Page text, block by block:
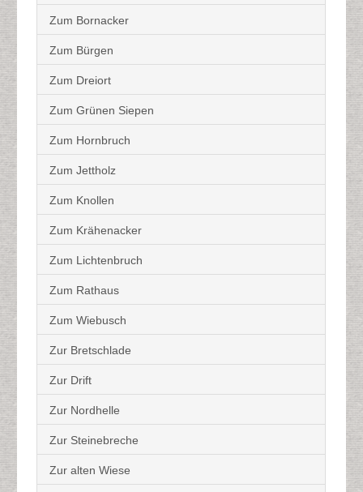
Zum Bornacker
Zum Bürgen
Zum Dreiort
Zum Grünen Siepen
Zum Hornbruch
Zum Jettholz
Zum Knollen
Zum Krähenacker
Zum Lichtenbruch
Zum Rathaus
Zum Wiebusch
Zur Bretschlade
Zur Drift
Zur Nordhelle
Zur Steinebreche
Zur alten Wiese